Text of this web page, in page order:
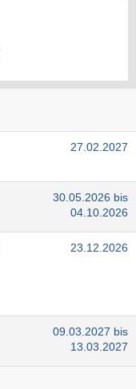
27.02.2027
30.05.2026 bis
04.10.2026
23.12.2026
09.03.2027 bis
13.03.2027